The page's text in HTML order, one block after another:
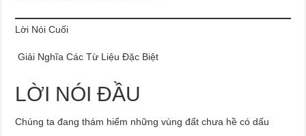
Lời Nói Cuối
Giải Nghĩa Các Từ Liệu Đặc Biệt
LỜI NÓI ĐẦU
Chúng ta đang thám hiểm những vùng đất chưa hề có dấu